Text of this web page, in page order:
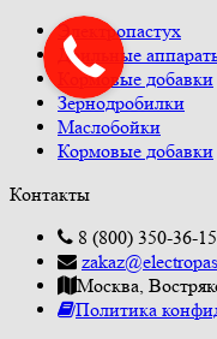
Электропастух
Доильные
Кормовые добавки
Зернодробилки
Маслобойки
Кормовые добавки
Контакты
8 (800) 350-36-15
Москва,
Политика